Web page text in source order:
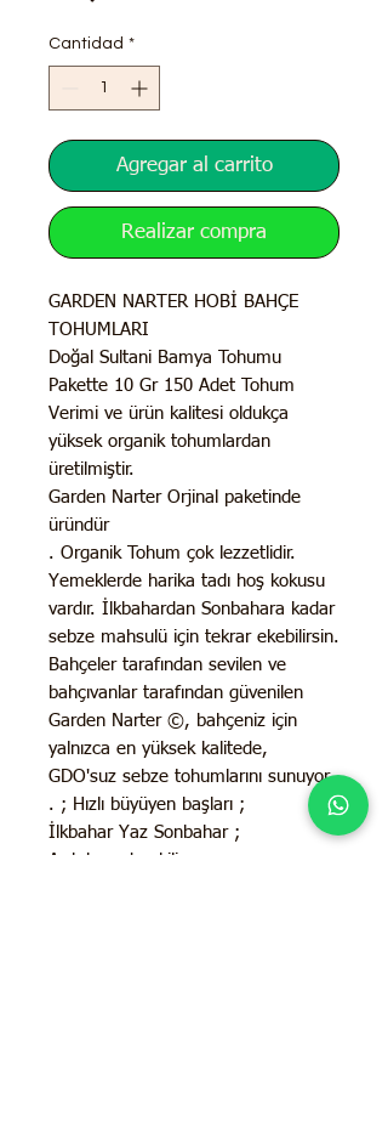
Cantidad *
Agregar al carrito
Realizar compra
GARDEN NARTER HOBİ BAHÇE
TOHUMLARI
Doğal Sultani Bamya Tohumu
Pakette 10 Gr 150 Adet Tohum
Verimi ve ürün kalitesi oldukça
yüksek organik tohumlardan
üretilmiştir.
Garden Narter Orjinal paketinde
üründür
. Organik Tohum çok lezzetlidir.
Yemeklerde harika tadı hoş kokusu
vardır. İlkbahardan Sonbahara kadar
sebze mahsulü için tekrar ekebilirsin.
Bahçeler tarafından sevilen ve
bahçıvanlar tarafından güvenilen
Garden Narter ©, bahçeniz için
yalnızca en yüksek kalitede,
GDO'suz sebze tohumlarını sunuyor.
. ; Hızlı büyüyen başları ;
İlkbahar Yaz Sonbahar ;
Açık havada ekilir. ;